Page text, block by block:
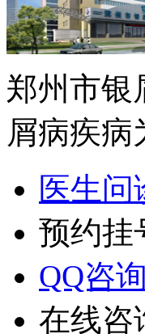
郑州市银
屑病疾
医生问
预约挂
QQ咨询
在线咨